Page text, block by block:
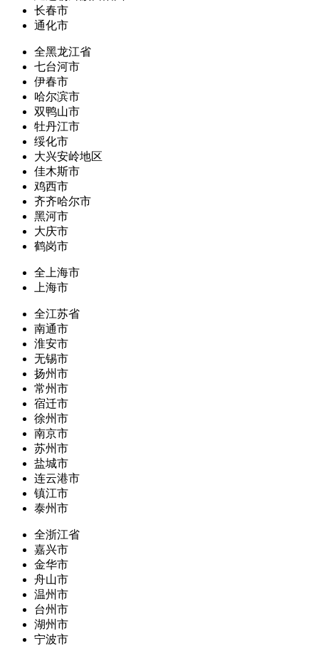
长春市
通化市
全黑龙江省
七台河市
伊春市
哈尔滨市
双鸭山市
牡丹江市
绥化市
大兴安岭地区
佳木斯市
鸡西市
齐齐哈尔市
黑河市
大庆市
鹤岗市
全上海市
上海市
全江苏省
南通市
淮安市
无锡市
扬州市
常州市
宿迁市
徐州市
南京市
苏州市
盐城市
连云港市
镇江市
泰州市
全浙江省
嘉兴市
金华市
舟山市
温州市
台州市
湖州市
宁波市